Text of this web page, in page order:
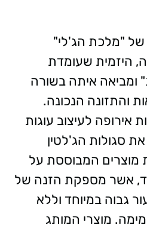
של "מלכת הג'לי"
היזמית שעומדת
ומביאה איתה בשורה
והתזונה הנכונה.
לעיצוב עוגות
סגולות הג'לטין
מוצרים המבוססת על
אשר מספקת הזנה של
גבוה במיוחד וללא
מוצרי המותג